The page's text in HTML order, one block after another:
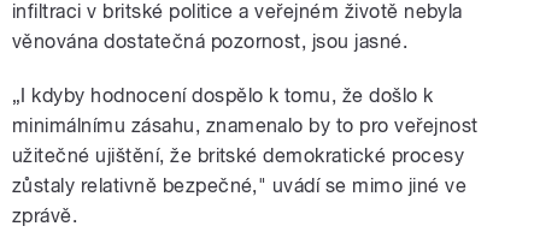
infiltraci v britské politice a veřejném životě nebyla
věnována dostatečná pozornost, jsou jasné.
„I kdyby hodnocení dospělo k tomu, že došlo k
minimálnímu zásahu, znamenalo by to pro veřejnost
užitečné ujištění, že britské demokratické procesy
zůstaly relativně bezpečné," uvádí se mimo jiné ve
zprávě.